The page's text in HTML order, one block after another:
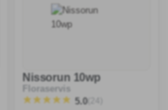
Nissorun 10wp
Floraservis
5.0(24)